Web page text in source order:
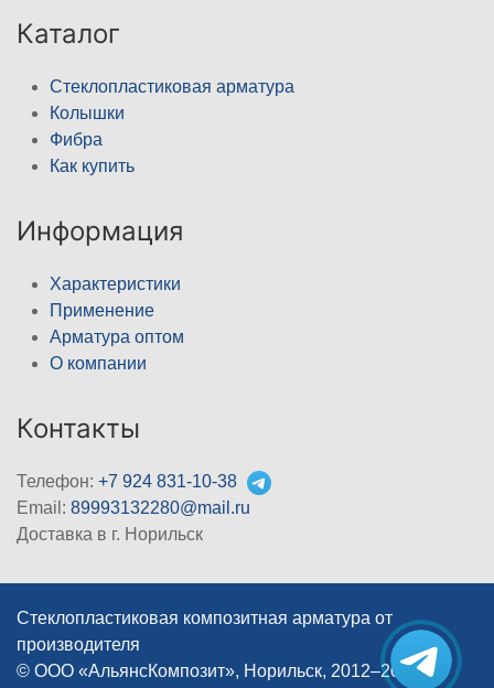
Каталог
Стеклопластиковая арматура
Колышки
Фибра
Как купить
Информация
Характеристики
Применение
Арматура оптом
О компании
Контакты
Телефон: +7 924 831-10-38
Email: 89993132280@mail.ru
Доставка в г. Норильск
Стеклопластиковая композитная арматура от
производителя
© ООО «АльянсКомпозит», Норильск, 2012–2026